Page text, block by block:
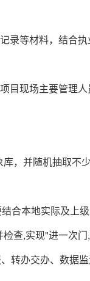
录等材料，结合
目现场主要管理
，并随机抽取不
合本地实际及上
查,实现"进一次
转办交办、数据